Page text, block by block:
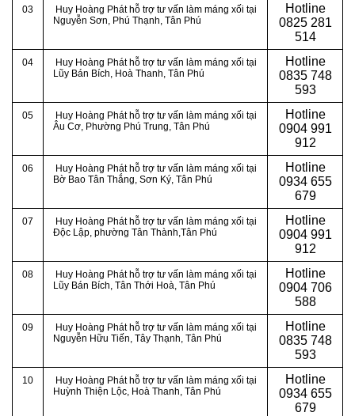
03
Huy Hoàng Phát hỗ trợ tư vấn làm máng xối tại
Nguyễn Sơn, Phú Thạnh, Tân Phú
Hotline
0825 281
514
04
Huy Hoàng Phát hỗ trợ tư vấn làm máng xối tại
Lũy Bán Bích, Hoà Thanh, Tân Phú
Hotline
0835 748
593
05
Huy Hoàng Phát hỗ trợ tư vấn làm máng xối tại
Âu Cơ, Phường Phú Trung, Tân Phú
Hotline
0904 991
912
06
Huy Hoàng Phát hỗ trợ tư vấn làm máng xối tại
Bờ Bao Tân Thắng, Sơn Ký, Tân Phú
Hotline
0934 655
679
07
Huy Hoàng Phát hỗ trợ tư vấn làm máng xối tại
Độc Lập, phường Tân Thành,Tân Phú
Hotline
0904 991
912
08
Huy Hoàng Phát hỗ trợ tư vấn làm máng xối tại
Lũy Bán Bích, Tân Thới Hoà, Tân Phú
Hotline
0904 706
588
09
Huy Hoàng Phát hỗ trợ tư vấn làm máng xối tại
Nguyễn Hữu Tiến, Tây Thạnh, Tân Phú
Hotline
0835 748
593
10
Huy Hoàng Phát hỗ trợ tư vấn làm máng xối tại
Huỳnh Thiện Lộc, Hoà Thanh, Tân Phú
Hotline
0934 655
679